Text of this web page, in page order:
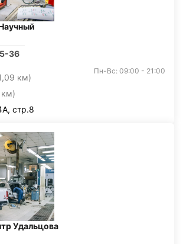
36
км)
км)
Пн-Вс: 09:00 - 21:00
стр.8
Удальцова